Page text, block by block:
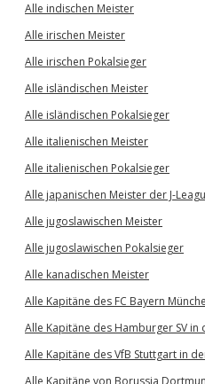
Alle indischen Meister
Alle irischen Meister
Alle irischen Pokalsieger
Alle isländischen Meister
Alle isländischen Pokalsieger
Alle italienischen Meister
Alle italienischen Pokalsieger
Alle japanischen Meister der J-
Alle jugoslawischen Meister
Alle jugoslawischen Pokalsieger
Alle kanadischen Meister
Alle Kapitäne des FC Bayern
Alle Kapitäne des Hamburger SV in
Alle Kapitäne des VfB Stuttgart in
Alle Kapitäne von Borussia